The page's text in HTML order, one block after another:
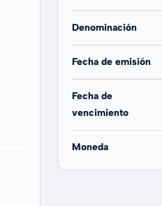
Denominación
Fecha de emisión
Fecha de
vencimiento
Moneda